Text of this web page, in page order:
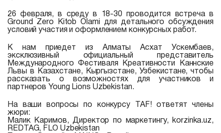
26 февраля, в среду в 18-30 проводится встреча в
Ground Zero Kitob Olami для детального обсуждения
условий участия и оформлением конкурсных работ.
К нам приедет из Алматы Асхат Ускембаев,
эксклюзивный официальный представитель
Международного Фестиваля Креативности Каннские
Львы в Казахстане, Кыргызстане, Узбекистане, чтобы
рассказать о возможностях для участников и
партнеров Young Lions Uzbekistan.
На ваши вопросы по конкурсу TAF! ответят члены
жюри:
Малик Каримов, Директор по маркетингу, korzinka.uz,
REDTAG, FLO Uzbekistan